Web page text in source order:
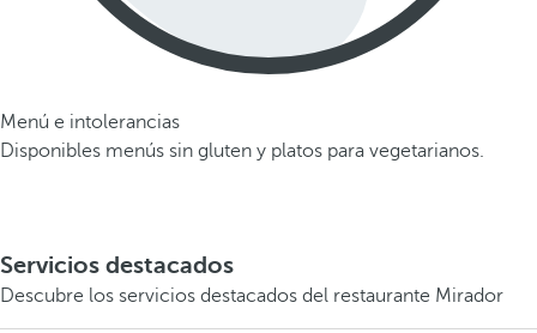
Menú e intolerancias
Disponibles menús sin gluten y platos para vegetarianos.
Servicios destacados
Descubre los servicios destacados del restaurante Mirador